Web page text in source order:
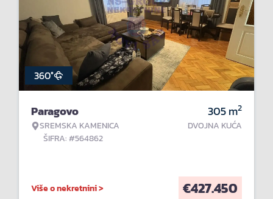
360°
Paragovo
SREMSKA KAMENICA
ŠIFRA: #564862
305m2
DVOJNA KUĆA
Više o nekretnini > €427.450